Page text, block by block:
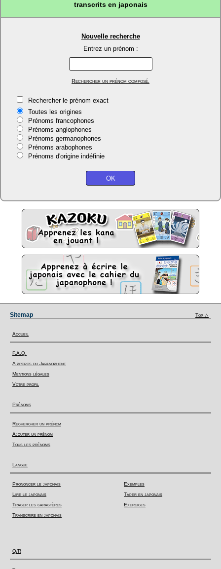
transcrits en japonais
Nouvelle recherche
Entrez un prénom :
Rechercher un prénom composé.
Rechercher le prénom exact
Toutes les origines
Prénoms francophones
Prénoms anglophones
Prénoms germanophones
Prénoms arabophones
Prénoms d'origine indéfinie
Sitemap Top △
Accueil
F.A.Q.
A propos du Japanophone
Mentions légales
Votre profil
Prénoms
Rechercher un prénom
Ajouter un prénom
Tous les prénoms
Langue
Prononcer le japonais
Lire le japonais
Tracer les caractères
Transcrire en japonais
Exemples
Taper en japonais
Exercices
Q/R